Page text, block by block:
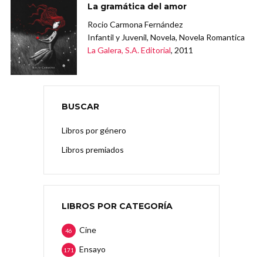
La gramática del amor
Rocio Carmona Fernández
Infantil y Juvenil, Novela, Novela Romantica
La Galera, S.A. Editorial, 2011
BUSCAR
Libros por género
Libros premiados
LIBROS POR CATEGORÍA
Cine
46
Ensayo
171